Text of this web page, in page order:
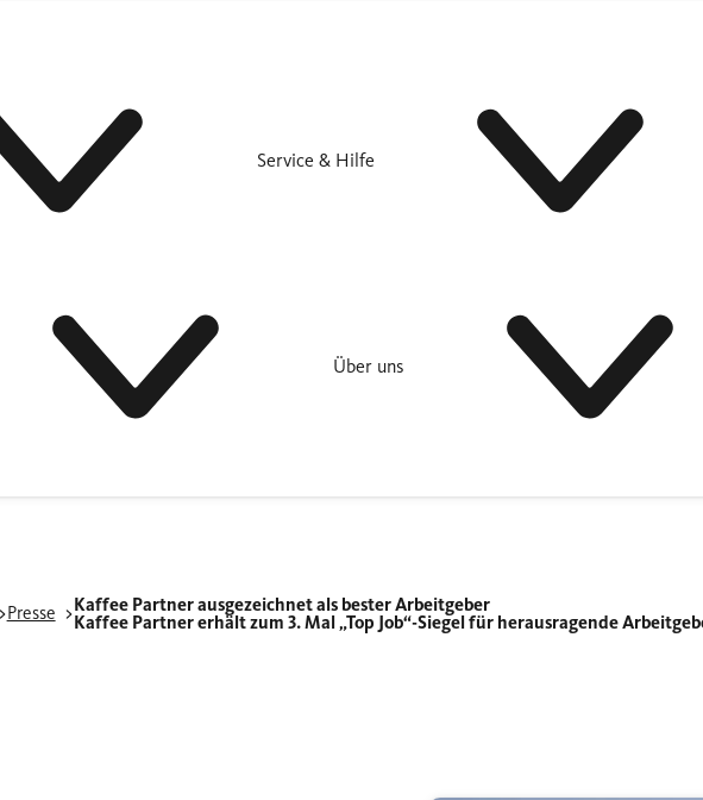
Service & Hilfe
Über uns
Presse
Kaffee Partner ausgezeichnet als bester Arbeitgeber
Kaffee Partner erhält zum 3. Mal „Top Job“-Siegel für herausragende